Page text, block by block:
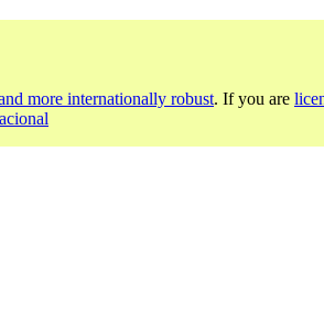
more internationally robust. If you are